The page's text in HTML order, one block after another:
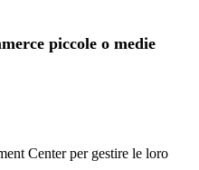
piccole o medie
Center per gestire le loro